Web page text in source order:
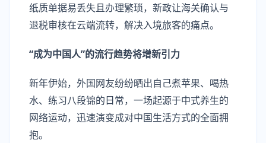
纸质单据易丢失且办理繁琐，新政让海关确认与
退税审核在云端流转，解决入境旅客的痛点。
“成为中国人”的流行趋势将增新引力
新年伊始，外国网友纷纷晒出自己煮苹果、喝热
水、练习八段锦的日常，一场起源于中式养生的
网络运动，迅速演变成对中国生活方式的全面拥
抱。